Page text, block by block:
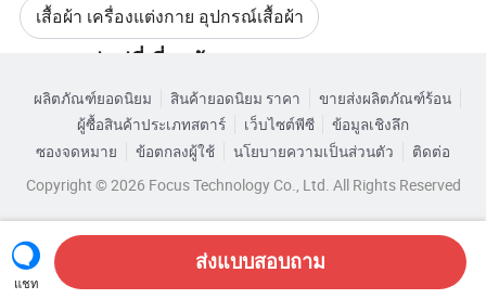
เสื้อผ้า เครื่องแต่งกาย อุปกรณ์เสื้อผ้า
แฟชั่นเสื้อผ้าสัตว์เลี้ยง หมวกสุนัข
เสื้อผ้าสำหรับสัตว์เลี้ยงที่มีการป้องกัน
เรียกดูตามหมวดหมู่
ผลิตภัณฑ์ยอดนิยม สินค้ายอดนิยม ราคา
ขายส่งผลิตภัณฑ์ร้อน
ผู้ซื้อสินค้าประเภทสตาร์
เว็บไซต์พีซี
ข้อมูลเชิงลึก
ซองจดหมาย
ข้อตกลงผู้ใช้ นโยบายความเป็นส่วนตัว
ติดต่อ
Copyright © 2026 Focus Technology Co., Ltd. All Rights Reserved
แชท
ส่งแบบสอบถาม